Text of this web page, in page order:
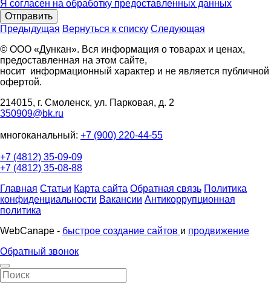
Я согласен на обработку предоставленных данных
Отправить
Предыдущая Вернуться к списку Следующая
© ООО «Дункан». Вся информация о товарах и ценах,
предоставленная на этом сайте,
носит информационный характер и не является публичной
офертой.
214015, г. Смоленск, ул. Парковая, д. 2
350909@bk.ru
многоканальный: +7 (900) 220-44-55
+7 (4812) 35-09-09
+7 (4812) 35-08-88
Главная Статьи Карта сайта Обратная связь Политика
конфиденциальности Вакансии Антикоррупционная
политика
WebCanape - быстрое создание сайтов и продвижение
Обратный звонок